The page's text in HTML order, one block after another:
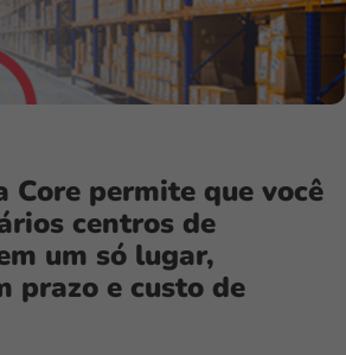
permite que você
centros de
um só lugar,
prazo e custo de